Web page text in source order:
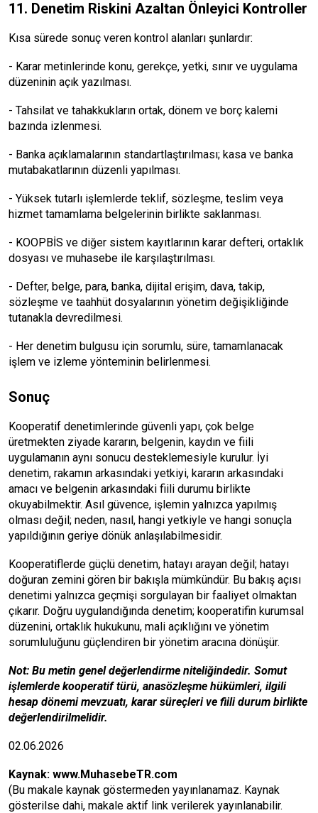
11. Denetim Riskini Azaltan Önleyici Kontroller
Kısa sürede sonuç veren kontrol alanları şunlardır:
- Karar metinlerinde konu, gerekçe, yetki, sınır ve uygulama
düzeninin açık yazılması.
- Tahsilat ve tahakkukların ortak, dönem ve borç kalemi
bazında izlenmesi.
- Banka açıklamalarının standartlaştırılması; kasa ve banka
mutabakatlarının düzenli yapılması.
- Yüksek tutarlı işlemlerde teklif, sözleşme, teslim veya
hizmet tamamlama belgelerinin birlikte saklanması.
- KOOPBİS ve diğer sistem kayıtlarının karar defteri, ortaklık
dosyası ve muhasebe ile karşılaştırılması.
- Defter, belge, para, banka, dijital erişim, dava, takip,
sözleşme ve taahhüt dosyalarının yönetim değişikliğinde
tutanakla devredilmesi.
- Her denetim bulgusu için sorumlu, süre, tamamlanacak
işlem ve izleme yönteminin belirlenmesi.
Sonuç
Kooperatif denetimlerinde güvenli yapı, çok belge
üretmekten ziyade kararın, belgenin, kaydın ve fiili
uygulamanın aynı sonucu desteklemesiyle kurulur. İyi
denetim, rakamın arkasındaki yetkiyi, kararın arkasındaki
amacı ve belgenin arkasındaki fiili durumu birlikte
okuyabilmektir. Asıl güvence, işlemin yalnızca yapılmış
olması değil; neden, nasıl, hangi yetkiyle ve hangi sonuçla
yapıldığının geriye dönük anlaşılabilmesidir.
Kooperatiflerde güçlü denetim, hatayı arayan değil; hatayı
doğuran zemini gören bir bakışla mümkündür. Bu bakış açısı
denetimi yalnızca geçmişi sorgulayan bir faaliyet olmaktan
çıkarır. Doğru uygulandığında denetim; kooperatifin kurumsal
düzenini, ortaklık hukukunu, mali açıklığını ve yönetim
sorumluluğunu güçlendiren bir yönetim aracına dönüşür.
Not: Bu metin genel değerlendirme niteliğindedir. Somut
işlemlerde kooperatif türü, anasözleşme hükümleri, ilgili
hesap dönemi mevzuatı, karar süreçleri ve fiili durum birlikte
değerlendirilmelidir.
02.06.2026
Kaynak: www.MuhasebeTR.com
(Bu makale kaynak göstermeden yayınlanamaz. Kaynak
gösterilse dahi, makale aktif link verilerek yayınlanabilir.